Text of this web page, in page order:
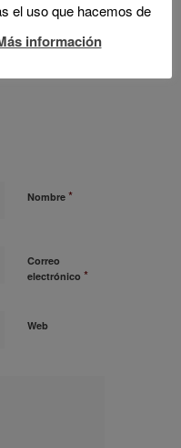
Nombre *
Correo
electrónico *
Web
el uso que hacemos de
información